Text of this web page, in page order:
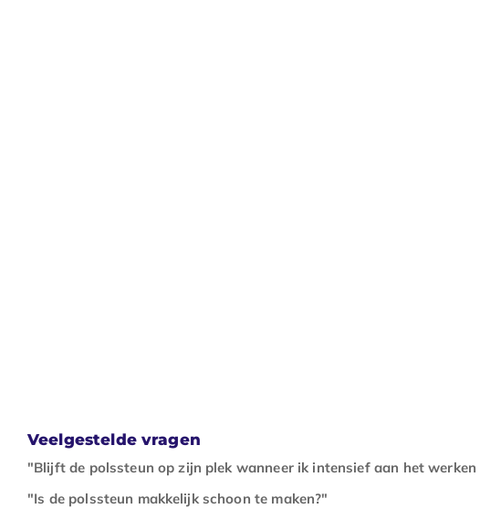
Veelgestelde vragen
"Blijft de polssteun op zijn plek wanneer ik intensief aan het werken
"Is de polssteun makkelijk schoon te maken?"